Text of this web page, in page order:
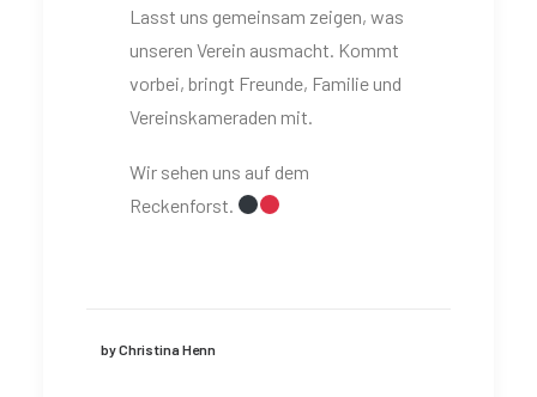
Lasst uns gemeinsam zeigen, was
unseren Verein ausmacht. Kommt
vorbei, bringt Freunde, Familie und
Vereinskameraden mit.
Wir sehen uns auf dem
Reckenforst.
by Christina Henn